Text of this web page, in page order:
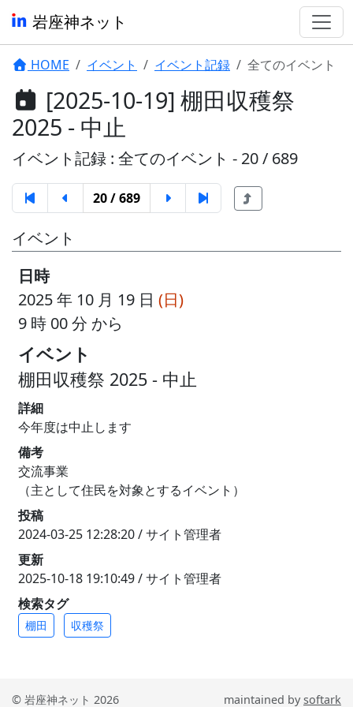
岩座神ネット
HOME イベント イベント記録 全てのイベント
[2025-10-19] 棚田収穫祭
2025 - 中止
イベント記録 : 全てのイベント - 20 / 689
20 / 689
イベント
日時
2025 年 10 月 19 日 (日)
9 時 00 分 から
イベント
棚田収穫祭 2025 - 中止
詳細
今年度は中止します
備考
交流事業
（主として住民を対象とするイベント）
投稿
2024-03-25 12:28:20 / サイト管理者
更新
2025-10-18 19:10:49 / サイト管理者
検索タグ
棚田 収穫祭
© 岩座神ネット 2026 maintained bysoftark